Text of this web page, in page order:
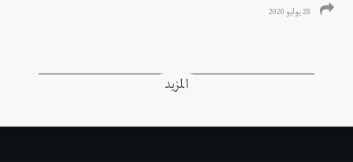
28 يوليو 2020
المزيد